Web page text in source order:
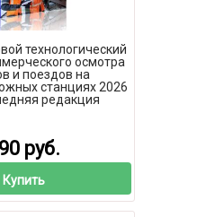
технологический
осмотра
и поездов на
станциях 2026
редакция
руб.
Купить